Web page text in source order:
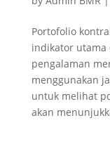
Portofolio
indikator utama
pengalaman
menggunakan
untuk melihat
akan